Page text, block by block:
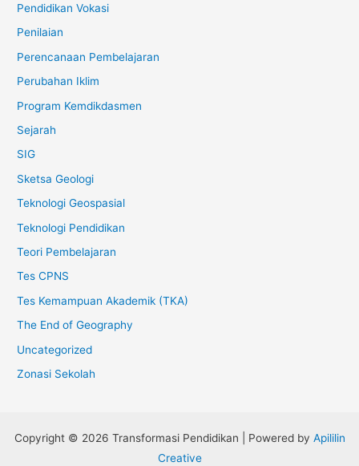
Pendidikan Vokasi
Penilaian
Perencanaan Pembelajaran
Perubahan Iklim
Program Kemdikdasmen
Sejarah
SIG
Sketsa Geologi
Teknologi Geospasial
Teknologi Pendidikan
Teori Pembelajaran
Tes CPNS
Tes Kemampuan Akademik (TKA)
The End of Geography
Uncategorized
Zonasi Sekolah
Copyright © 2026 Transformasi Pendidikan | Powered by Apililin
Creative